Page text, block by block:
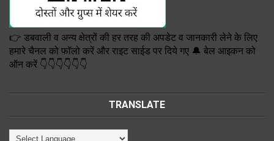
👉 डबवाली व अन्य क्षेत्रों की हर तरह की अपडेट व जानकारी लेने के लिए
हमारे चैनल को फॉलो करें और राइट साईड पर दिये गए 🔔 बेल आइकन को
ऑन करें 👇👇👇👇👇👇
TRANSLATE